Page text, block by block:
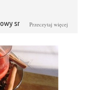
smakołyk.Przeczytaj więcej